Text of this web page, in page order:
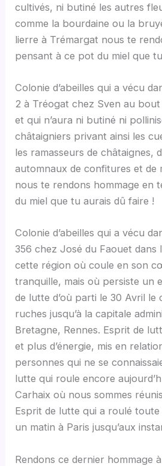
cultivés, ni butiné les autres
comme la bourdaine ou la
lierre à Trémargat nous te
pensant à ce pot du miel que
Colonie d’abeilles qui a vécu
2 à Tréogat chez Sven au
et qui n’aura ni butiné ni
châtaigniers privant ainsi les
les ramasseurs de châtaignes,
automnaux de confitures et de
nous te rendons hommage en
du miel que tu aurais dû faire !
Colonie d’abeilles qui a vécu
356 chez José du Faouet dans
cette région où coule en son
tranquille, mais où persiste un
de lutte d’où parti le 30 Avril le
ruches jusqu’à la capitale
Bretagne, Rennes. Esprit de
et plus d’énergie, mis en
personnes qui ne se
lutte qui roule encore
Carhaix où nous sommes
Esprit de lutte qui a roulé
un matin à Paris jusqu’aux
Rendons ce dernier hommage